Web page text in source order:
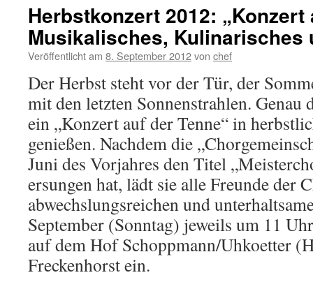
Herbstkonzert 2012: „Konzert
Musikalisches, Kulinarisches
Veröffentlicht am 8. September 2012von chef
Der Herbst steht vor der Tür, der
mit den letzten Sonnenstrahlen.
ein „Konzert auf der Tenne“ in
genießen. Nachdem die
Juni des Vorjahres den Titel
ersungen hat, lädt sie alle Freunde der
abwechslungsreichen und
September (Sonntag) jeweils um 11
auf dem Hof Schoppmann/Uhkoetter
Freckenhorst ein.